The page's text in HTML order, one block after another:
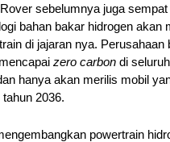
sebelumnya juga
bahan bakar hidrogen akan
di jajaran nya. Perusahaan
zero carbon di
hanya akan merilis mobil
tahun 2036.
powertrain